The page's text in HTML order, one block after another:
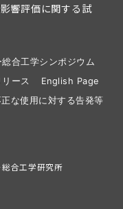
響評価に関する試
総合工学シンポジウム
ース
English Page
な使用に対する告発等
合工学研究所